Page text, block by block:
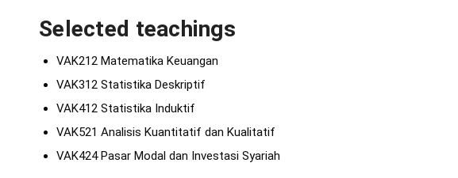
Selected teachings
VAK212 Matematika Keuangan
VAK312 Statistika Deskriptif
VAK412 Statistika Induktif
VAK521 Analisis Kuantitatif dan Kualitatif
VAK424 Pasar Modal dan Investasi Syariah